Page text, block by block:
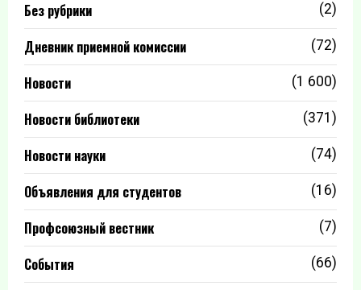
Без рубрики (2)
Дневник приемной комиссии (72)
Новости (1 600)
Новости библиотеки (371)
Новости науки (74)
Объявления для студентов (16)
Профсоюзный вестник (7)
События (66)